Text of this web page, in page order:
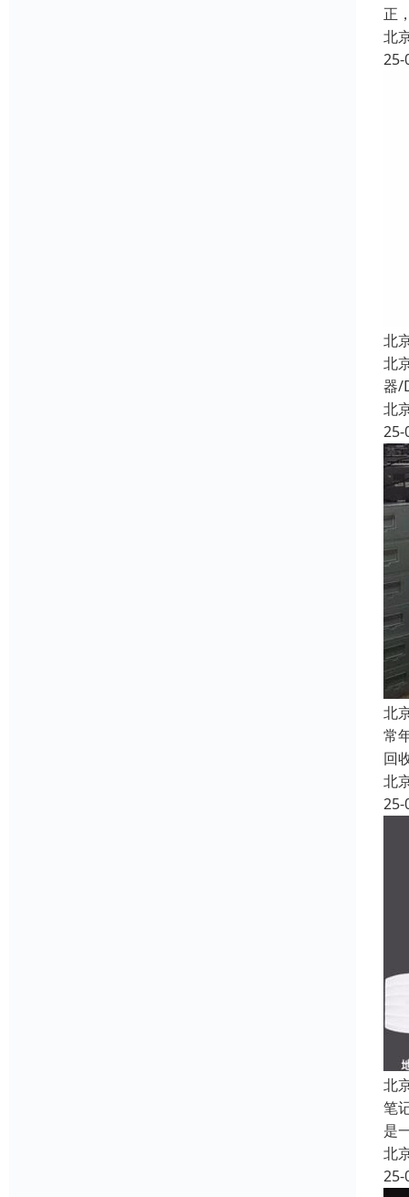
正
北
25-
北
北
器/
北
25-
北
常
回
北
25-
北
笔
是
北
25-